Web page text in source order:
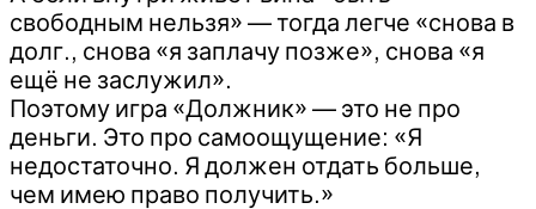
свободным нельзя» — тогда легче «снова в
долг., снова «я заплачу позже», снова «я
ещё не заслужил».
Поэтому игра «Должник» — это не про
деньги. Это про самоощущение: «Я
недостаточно. Я должен отдать больше,
чем имею право получить.»